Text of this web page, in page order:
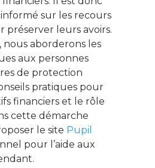
sur les recours
préserver leurs avoirs.
nous aborderons les
aux personnes
de protection
pratiques pour
financiers et le rôle
cette démarche
le site Pupil
pour l’aide aux